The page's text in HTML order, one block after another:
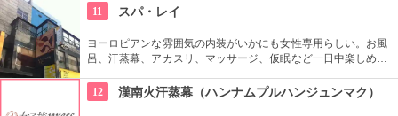
メント内容はソウル国内だけでなく、海外の著名人からも高い
評価を得ています。ゴージャスな空間の中で極上のエステはい
かがでしょう。要予約です。
11 スパ・レイ
ヨーロピアンな雰囲気の内装がいかにも女性専用らしい。お風
呂、汗蒸幕、アカスリ、マッサージ、仮眠など一日中楽しめち
に浸れる。女性だけだから周りを気にする必要がないのも◎。
12 漢南火汗蒸幕（ハンナムプルハンジュンマク）